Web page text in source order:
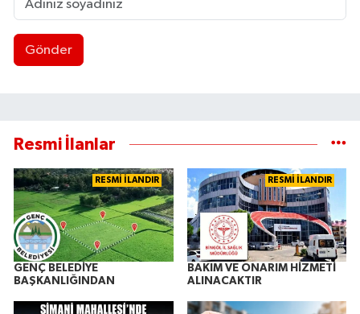
Gönder
Resmi İlanlar
RESMİ İLANDIR
GENÇ BELEDİYE
BAŞKANLIĞINDAN
RESMİ İLANDIR
BAKIM VE ONARIM HİZMETİ
ALINACAKTIR